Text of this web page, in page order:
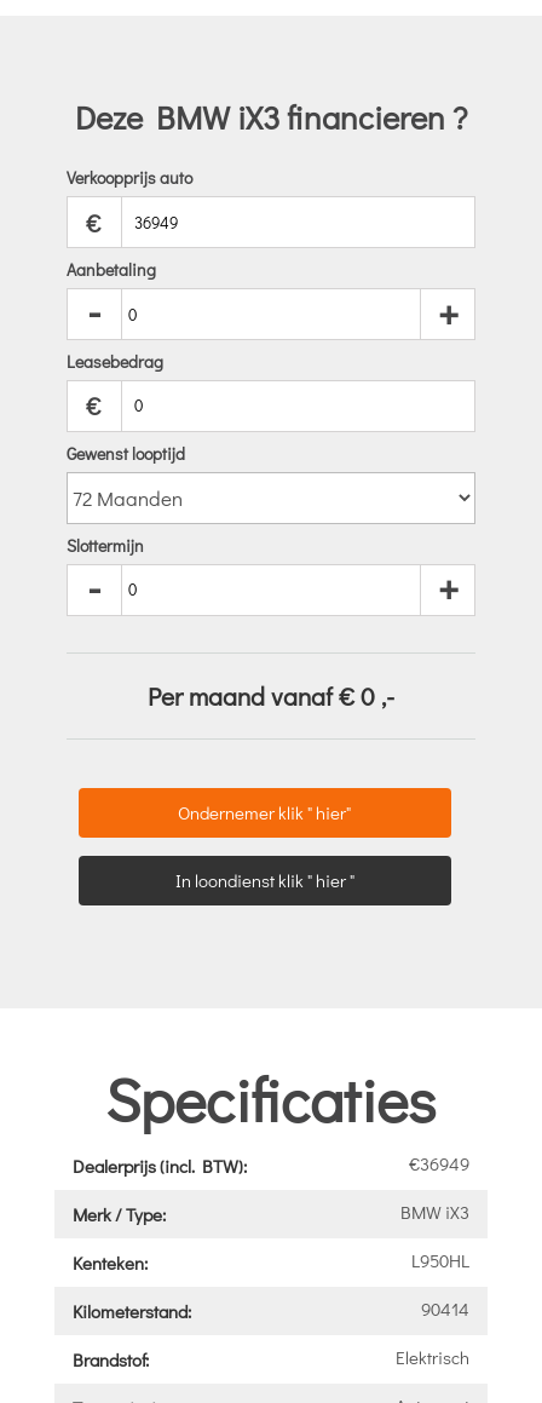
Deze BMW iX3 financieren ?
Verkoopprijs auto
€
Aanbetaling
- +
Leasebedrag
€
Gewenst looptijd
Slottermijn
- +
Per maand vanaf €0 ,-
Ondernemer klik " hier"
In loondienst klik " hier "
Specificaties
Dealerprijs (incl. BTW): €36949
Merk / Type: BMW iX3
Kenteken: L950HL
Kilometerstand: 90414
Brandstof: Elektrisch